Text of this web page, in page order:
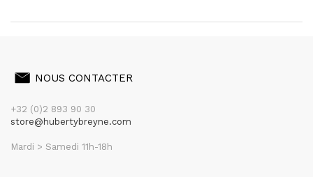
NOUS CONTACTER
+32 (0)2 893 90 30
store@hubertybreyne.com
Mardi > Samedi 11h-18h